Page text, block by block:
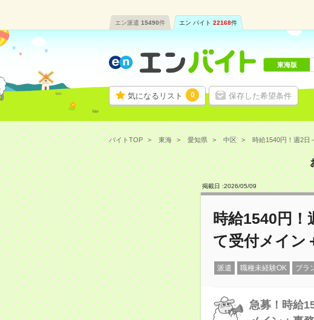
エン派遣 15490件 エン バイト 22168件
気になるリスト 0 保存した希望条件
東海版
バイトTOP 東海 愛知県 中区 時給1540円！週2日
掲載日 :2026/05/09
時給1540円！
て受付メイン
派遣 職種未経験OK ブラ
急募！時給